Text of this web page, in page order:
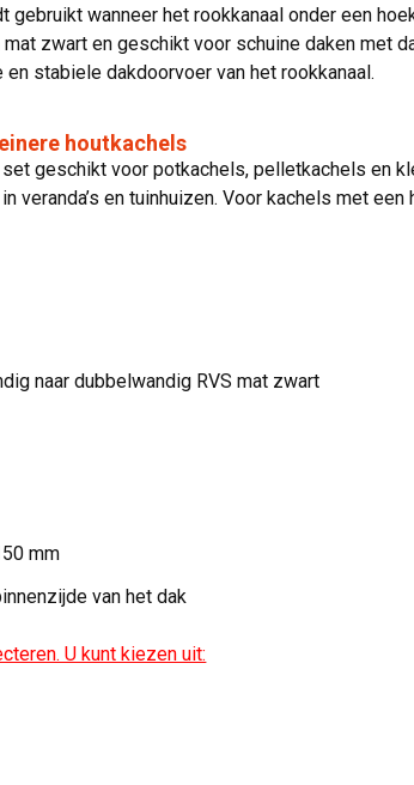
wanneer het rookkanaal onder een
zwart en geschikt voor schuine daken met
stabiele dakdoorvoer van het rookkanaal.
houtkachels
geschikt voor potkachels, pelletkachels en
en tuinhuizen. Voor kachels met een
naar dubbelwandig RVS mat zwart
mm
van het dak
U kunt kiezen uit: